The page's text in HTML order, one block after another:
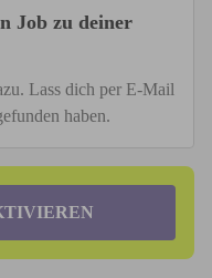
Job zu deiner
Lass dich per E-Mail
haben.